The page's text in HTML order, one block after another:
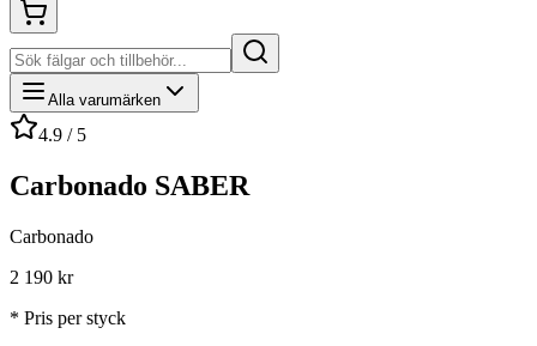
Alla varumärken
4.9 / 5
Carbonado SABER
Carbonado
2 190 kr
* Pris per styck